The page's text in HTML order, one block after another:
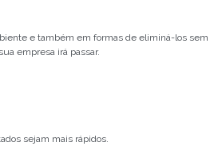
e também em formas de eliminá-los
empresa irá passar.
sejam mais rápidos.